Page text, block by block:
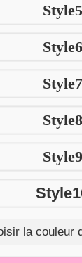
Style5
Style6
Style7
Style8
Style9
la couleur